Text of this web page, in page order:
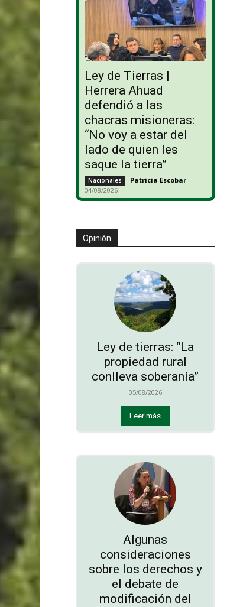
Ley de Tierras |
Herrera Ahuad
defendió a las
chacras misioneras:
“No voy a estar del
lado de quien les
saque la tierra”
Nacionales Patricia Escobar -
04/08/2026
Opinión
Ley de tierras: “La
propiedad rural
conlleva soberanía”
05/08/2026
Leer más
Algunas
consideraciones
sobre los derechos y
el debate de
modificación del